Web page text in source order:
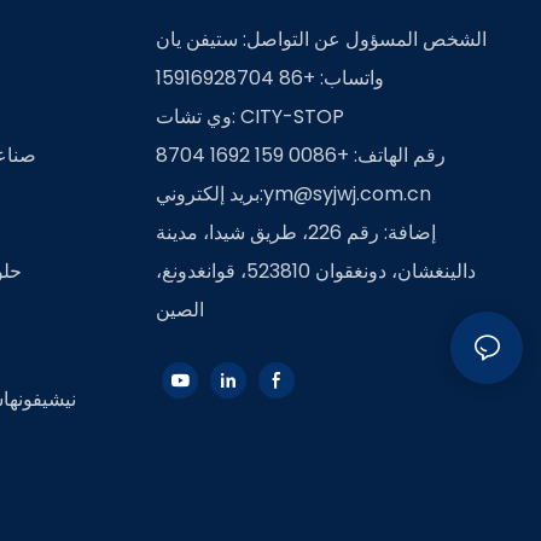
الشخص المسؤول عن التواصل: ستيفن يان
واتساب: +86 15916928704
وي تشات: CITY-STOP
رقم الهاتف: +0086 159 1692 8704
بريد إلكتروني:ym@syjwj.com.cn
إضافة: رقم 226، طريق شيدا، مدينة
دالينغشان، دونغقوان 523810، قوانغدونغ،
الصين